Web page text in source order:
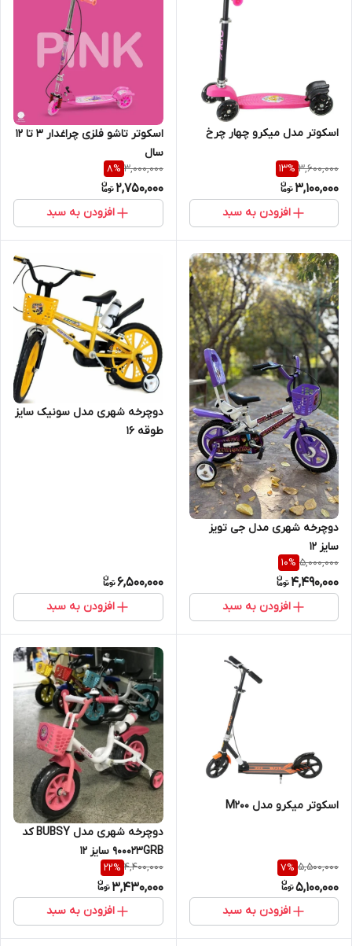
اسکوتر مدل میکرو چهار چرخ
3,600,000
13%
3,100,000
افزودن به سبد
اسکوتر تاشو فلزی چراغدار ۳ تا ۱۲
سال
3,000,000
8%
2,750,000
افزودن به سبد
دوچرخه شهری مدل جی تویز
سایز 12
5,000,000
10%
4,490,000
افزودن به سبد
دوچرخه شهری مدل سونیک سایز
طوقه 16
6,500,000
افزودن به سبد
اسکوتر میکرو مدل M200
5,500,000
7%
5,100,000
افزودن به سبد
دوچرخه شهری مدل BUBSY کد
900023GRB سایز 12
4,400,000
22%
3,430,000
افزودن به سبد